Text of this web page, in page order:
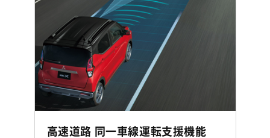
高速道路 同一車線運転支援機能